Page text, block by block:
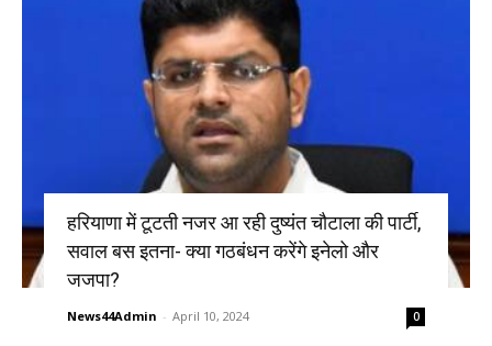
हरियाणा में टूटती नजर आ रही दुष्यंत चौटाला की पार्टी,
सवाल बस इतना- क्या गठबंधन करेंगे इनेलो और
जजपा?
News44Admin - April 10, 2024 0